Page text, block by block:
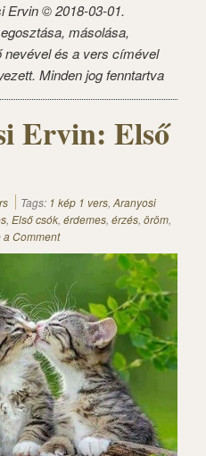
Ervin © 2018-03-01.
másolása,
és a vers címével
Minden jog fenntartva
Ervin: Első
Tags: 1 kép 1 vers, Aranyosi
, Első csók, érdemes, érzés, öröm,
a Comment